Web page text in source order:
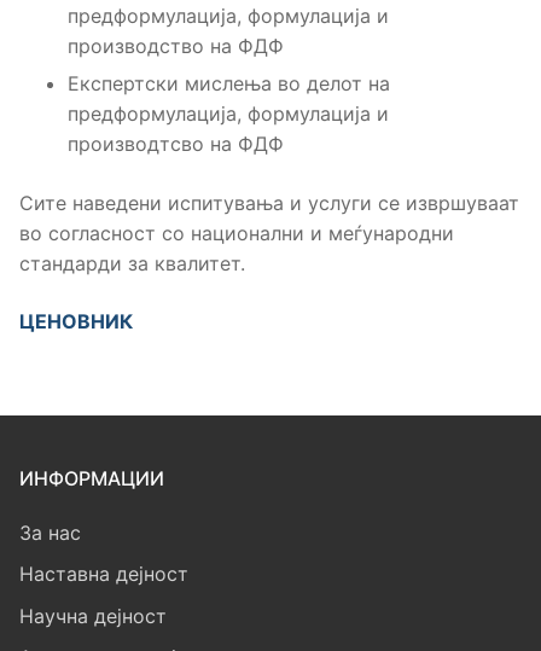
предформулација, формулација и
производство на ФДФ
Експертски мислења во делот на
предформулација, формулација и
производтсво на ФДФ
Сите наведени испитувања и услуги се извршуваат
во согласност со национални и меѓународни
стандарди за квалитет.
ЦЕНОВНИК
ИНФОРМАЦИИ
За нас
Наставна дејност
Научна дејност